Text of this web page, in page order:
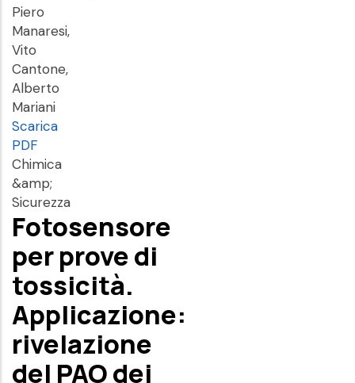
Piero
Manaresi,
Vito
Cantone,
Alberto
Mariani
Scarica
PDF
Chimica
&amp;
Sicurezza
Fotosensore
per prove di
tossicità.
Applicazione:
rivelazione
del PAO dei